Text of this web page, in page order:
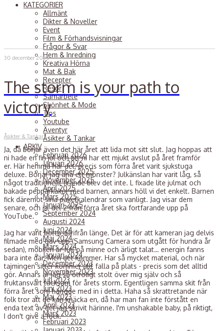
KATEGORIER
Allmänt
Dikter & Noveller
Event
Film & Förhandsvisningar
Frågor & Svar
Hem & Inredning
Kreativa Hörna
Mat & Bak
Recepter
Resor
Samarbete
Skönhet & Mode
Tips
Youtube
Äventyr
Åsikter & Tankar
ARKIV
Februari 2026
Januari 2026
December 2025
November 2025
April 2025
Mars 2025
Januari 2025
September 2024
Augusti 2024
Juni 2024
Maj 2024
Mars 2024
Januari 2024
December 2023
November 2023
Juli 2023
Juni 2023
Maj 2023
April 2023
Mars 2023
Februari 2023
30 december 2025
The storm is your path to
victory
Åsikter & Tankar
Ja, då börjar även det här året att lida mot sitt slut. Jag hoppas att
ni hade en fin jul och att ni har ett mjukt avslut på året framför
er. Här hemma har det, precis som förra året varit sjukstuga
deluxe. Börjar jag ana ett mönster? Julkänslan har varit låg, så
något traditionellt firande blev det inte. L fixade lite julmat och
bakade pepparkakor med barnen, annars höll vi det enkelt. Barnen
fick däremot sina paketkalendrar som vanligt. Jag visar dem
senare, och ja, del 2 från förra året ska fortfarande upp på
YouTube.
Jag har varit borta därifrån länge. Det är för att kameran jag delvis
filmade med gav upp (Samsung Camera som utgått för hundra år
sedan), mobilen är full på minne och ärligt talat… energin fanns
bara inte där. Men det kommer. Har så mycket material, och när
tajmingen sitter kommer allt falla på plats - precis som det alltid
gör. Annars är jag så otroligt stolt över mig själv och så
fruktansvärt tacksam för årets storm. Egentligen samma skit från
förra året som hängde med in i detta. Haha så skrattretande när
folk tror att de kan knäcka en, då har man fan inte förstått en
enda text av det jag skrivit härinne. I'm unshakable baby, på riktigt,
I don't give a fuck.